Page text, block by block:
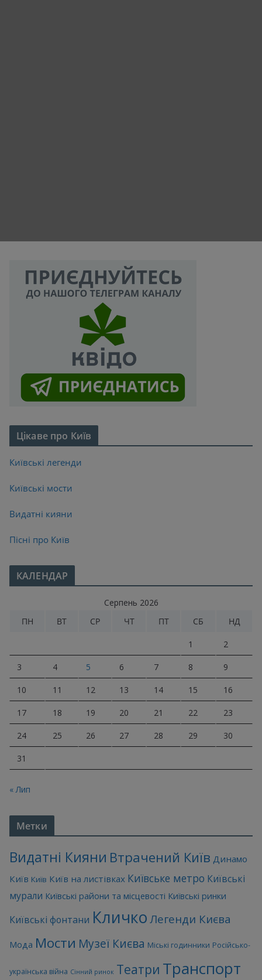
Цікаве про Київ
Київські легенди
Київські мости
Видатні кияни
Пісні про Київ
КАЛЕНДАР
Серпень 2026
ПН
ВТ СР ЧТ ПТ СБ НД
1 2
3 4 5 6 7 8 9
10 11 12 13 14 15 16
17 18 19 20 21 22 23
24 25 26 27 28 29 30
31
« Лип
Метки
Видатні Кияни Втрачений Київ Динамо
Київ Київ Київ на листівках Київське метро Київські
мурали Київські райони та місцевості Київські ринки
Київські фонтани Кличко Легенди Києва
Мода Мости Музеї Києва Міські годинники Російсько-
українська війна Сінний ринок Театри Транспорт